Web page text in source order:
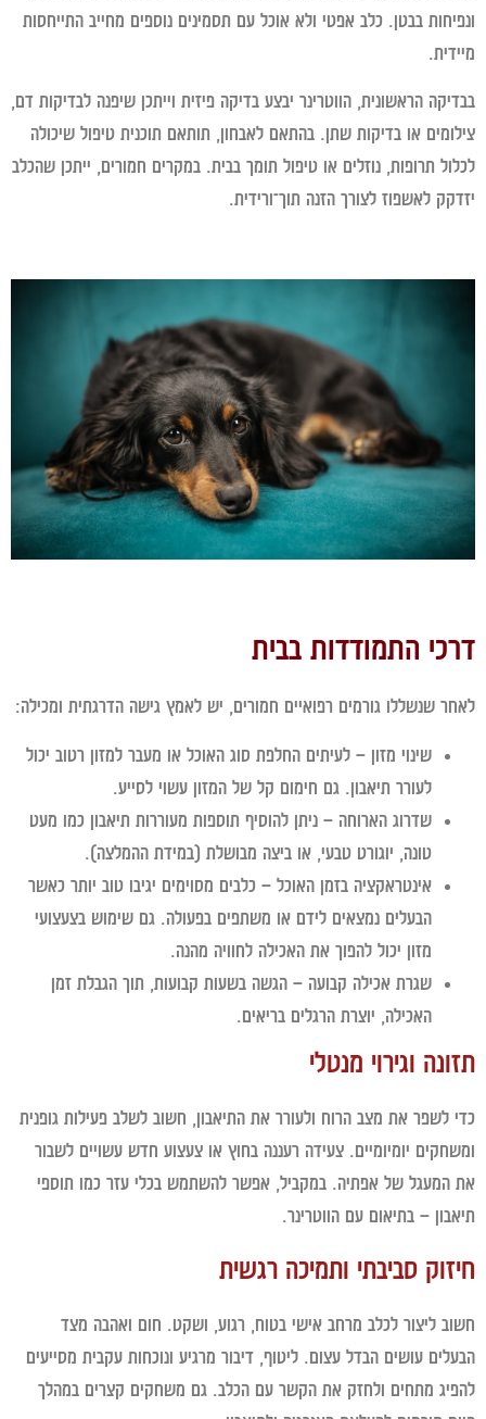
בבטן. כלב אפטי ולא אוכל עם תסמינים נוספים מחייב התייחסות
הראשונית, הווטרינר יבצע בדיקה פיזית וייתכן שיפנה לבדיקות דם,
או בדיקות שתן. בהתאם לאבחון, תותאם תוכנית טיפול שיכולה
תרופות, נוזלים או טיפול תומך בבית. במקרים חמורים, ייתכן שהכלב
לאשפוז לצורך הזנה תוך־ורידית.
התמודדות בבית
שנשללו גורמים רפואיים חמורים, יש לאמץ גישה הדרגתית ומכילה:
שינוי מזון – לעיתים החלפת סוג האוכל או מעבר למזון רטוב יכול
לעורר תיאבון. גם חימום קל של המזון עשוי לסייע.
שדרוג הארוחה– ניתן להוסיף תוספות מעוררות תיאבון כמו מעט
טונה, יוגורט טבעי, או ביצה מבושלת (במידת ההמלצה).
אינטראקציה בזמן האוכל– כלבים מסוימים יגיבו טוב יותר כאשר
הבעלים נמצאים לידם או משתפים בפעולה. גם שימוש בצעצועי
מזון יכול להפוך את האכילה לחוויה מהנה.
שגרת אכילה קבועה– הגשה בשעות קבועות, תוך הגבלת זמן
האכילה, יוצרת הרגלים בריאים.
וגירוי מנטלי
לשפר את מצב הרוח ולעורר את התיאבון, חשוב לשלב פעילות גופנית
יומיומיים. צעידה רעננה בחוץ או צעצוע חדש עשויים לשבור
של אפתיה. במקביל, אפשר להשתמש בכלי עזר כמו תוספי
– בתיאום עם הווטרינר.
סביבתי ותמיכה רגשית
ליצור לכלב מרחב אישי בטוח, רגוע, ושקט. חום ואהבה מצד
עושים הבדל עצום. ליטוף, דיבור מרגיע ונוכחות עקבית מסייעים
מתחים ולחזק את הקשר עם הכלב. גם משחקים קצרים במהלך